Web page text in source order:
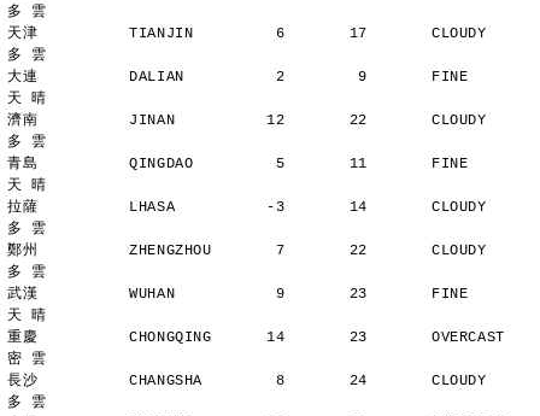
多 雲
天津          TIANJIN         6       17       CLOUDY
多 雲
大連          DALIAN          2        9       FINE
天 晴
濟南          JINAN          12       22       CLOUDY
多 雲
青島          QINGDAO         5       11       FINE
天 晴
拉薩          LHASA          -3       14       CLOUDY
多 雲
鄭州          ZHENGZHOU       7       22       CLOUDY
多 雲
武漢          WUHAN           9       23       FINE
天 晴
重慶          CHONGQING      14       23       OVERCAST
密 雲
長沙          CHANGSHA        8       24       CLOUDY
多 雲